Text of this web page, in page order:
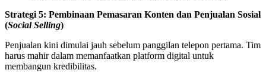
Strategi 5: Pembinaan Pemasaran Konten dan Penjualan Sosial
(Social Selling)
Penjualan kini dimulai jauh sebelum panggilan telepon pertama. Tim
harus mahir dalam memanfaatkan platform digital untuk
membangun kredibilitas.